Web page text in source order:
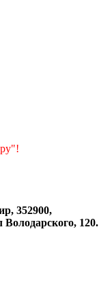
352900,
120.